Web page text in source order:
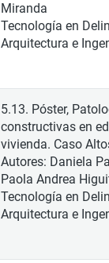
Miranda
Tecnología en
Arquitectura e
5.13. Póster,
constructivas en
vivienda. Caso
Autores: Daniela
Paola Andrea
Tecnología en
Arquitectura e